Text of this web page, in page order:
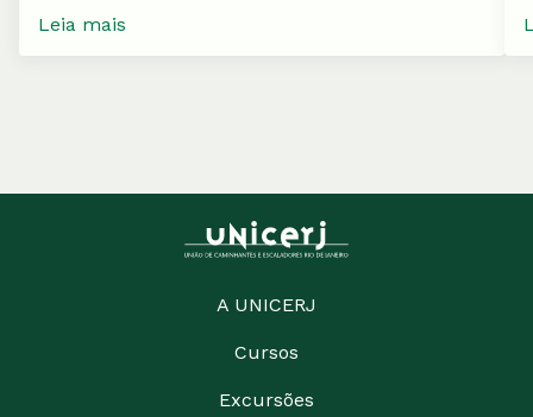
Leia mais
A UNICERJ
Cursos
Excursões